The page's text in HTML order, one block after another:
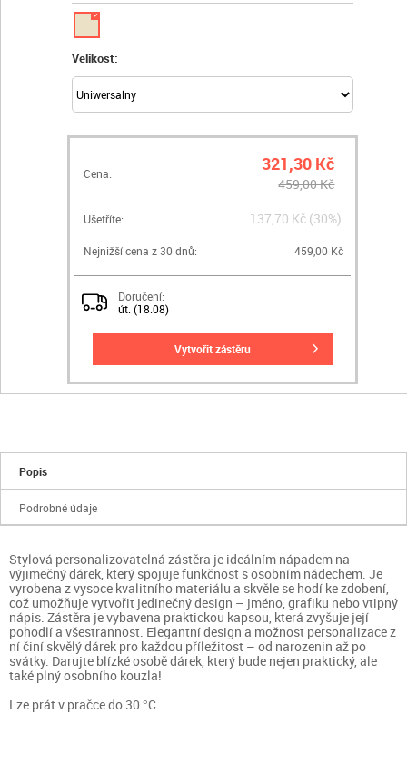
✓
Velikost:
Cena: 321,30 Kč
459,00 Kč
Ušetříte: 137,70 Kč (30%)
Nejnižší cena z 30 dnů: 459,00 Kč
Doručení:
út. (18.08)
vytvořit zástěru
Popis
Podrobné údaje
Stylová personalizovatelná zástěra je ideálním nápadem na
výjimečný dárek, který spojuje funkčnost s osobním nádechem. Je
vyrobena z vysoce kvalitního materiálu a skvěle se hodí ke zdobení,
což umožňuje vytvořit jedinečný design – jméno, grafiku nebo vtipný
nápis. Zástěra je vybavena praktickou kapsou, která zvyšuje její
pohodlí a všestrannost. Elegantní design a možnost personalizace z
ní činí skvělý dárek pro každou příležitost – od narozenin až po
svátky. Darujte blízké osobě dárek, který bude nejen praktický, ale
také plný osobního kouzla!
Lze prát v pračce do 30 °C.